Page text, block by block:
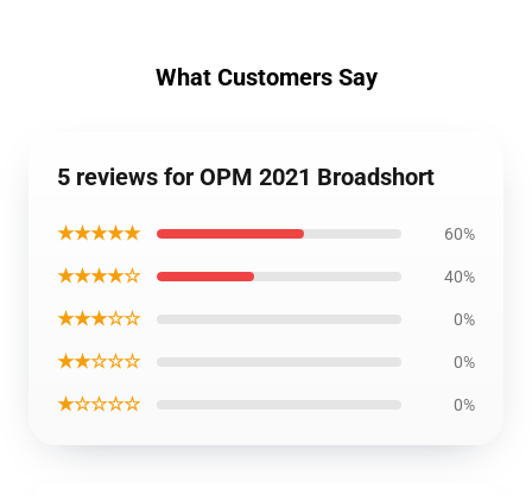
What Customers Say
5 reviews for OPM 2021 Broadshort
★★★★★ 60%
★★★★☆ 40%
★★★☆☆ 0%
★★☆☆☆ 0%
★☆☆☆☆ 0%